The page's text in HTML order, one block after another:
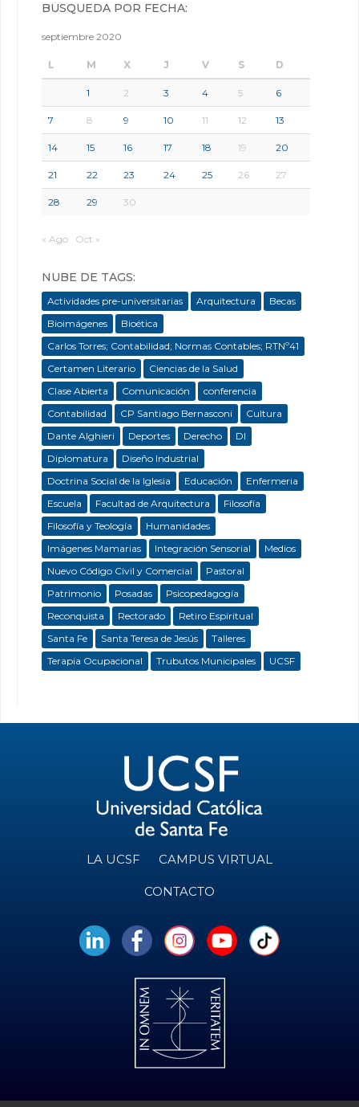
BÚSQUEDA POR FECHA:
septiembre 2020
L M X J V S D
1 2 3 4 5 6
7 8 9 10 11 12 13
14 15 16 17 18 19 20
21 22 23 24 25 26 27
28 29 30
« Ago Oct »
NUBE DE TAGS:
Actividades pre-universitarias Arquitectura
Becas
Bioimágenes
Bioética
Carlos Torres; Contabilidad; Normas Contables; RTNº41
Certamen Literario
Ciencias de la Salud
Clase Abierta
Comunicación
conferencia
Contabilidad
CP Santiago Bernasconi
Cultura
Dante Alghieri
Deportes Derecho
DI
Diplomatura
Diseño Industrial
Doctrina Social de la Iglesia
Educación
Enfermeria
Escuela
Facultad de Arquitectura
Filosofía
Filosofía y Teología
Humanidades
Imágenes Mamarias
Integración Sensorial
Medios
Nuevo Código Civil y Comercial
Pastoral
Patrimonio
Posadas
Psicopedagogía
Reconquista
Rectorado
Retiro Espiritual
Santa Fe
Santa Teresa de Jesús
Talleres
Terapia Ocupacional
Trubutos Municipales UCSF
LA UCSF CAMPUS VIRTUAL
CONTACTO